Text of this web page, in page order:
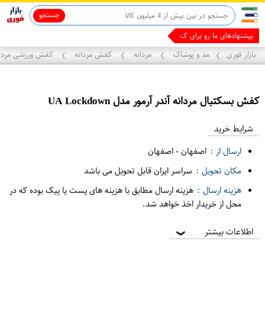
جستجو
پیشنهادهای ما رو برای کسب
بازار فوری ❯ مد و پوشاک ❯ مردانه ❯ کفش مردانه ❯ کفش ورزشی
کفش بسکتبال مردانه آندر آرمور مدل UA Lockdown
ر
شرایط خرید
ارسال از : اصفهان-اصفهان
مکان تحویل : سراسر ایران قابل تحویل می باشد
هزینه ارسال : هزینه ارسال مطابق با هزینه های پست یا پیک بوده که در
محل از خریدار اخذ خواهد شد.
اطلاعات بیشتر ❯